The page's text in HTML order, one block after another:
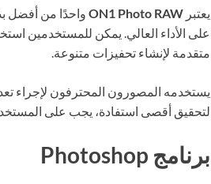
يعتبر ON1 Photo RAW واحدًا من أفضل
على الأداء العالي. يمكن للمستخدمين
متقدمة لإنشاء تحفيزات متنوعة.
يستخدمه المصورون المحترفون لإجراء
لتحقيق أقصى استفادة، يجب على
برنامج Photoshop